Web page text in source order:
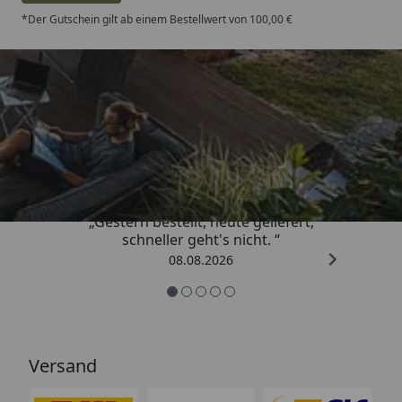
Mischbetrieb
geeignet:
Garantie: 10 Jahre
*Der Gutschein gilt ab einem Bestellwert von 100,00 €
Trusted Shops
4,81/ 5
„Gestern bestellt, heute geliefert,
schneller geht's nicht. “
08.08.2026
Versand